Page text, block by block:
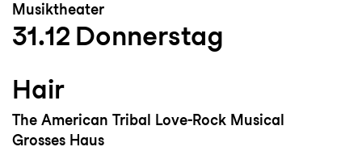
Musiktheater
31.12 Donnerstag
Hair
The American Tribal Love-Rock Musical
Grosses Haus